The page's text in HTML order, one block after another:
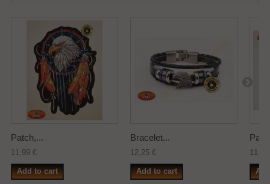
Patch,...
11,99 €
Add to cart
Bracelet...
12,25 €
Add to cart